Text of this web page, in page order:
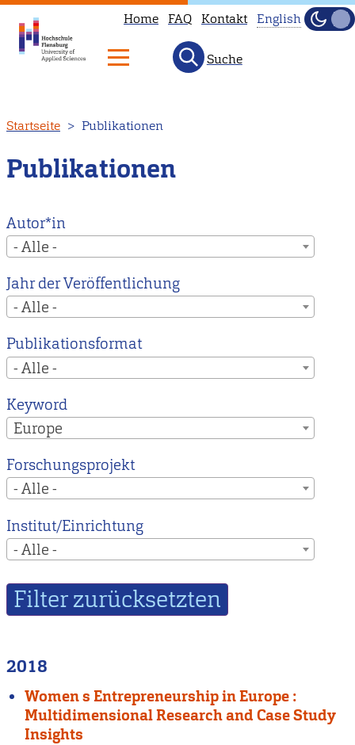
zum
Inhalt
Home FAQ Kontakt
to
our
main
instead.
English
Hell
Suche
Startseite Publikationen
Publikationen
Autor*in
- Alle -
Jahr der Veröffentlichung
- Alle -
Publikationsformat
- Alle -
Keyword
Europe
Forschungsprojekt
- Alle -
Institut/Einrichtung
- Alle -
2018
Women s Entrepreneurship in Europe :
Multidimensional Research and Case Study
Insights